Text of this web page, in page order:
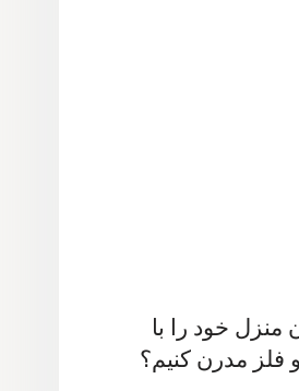
منزل خود را با
فلز مدرن کنیم؟